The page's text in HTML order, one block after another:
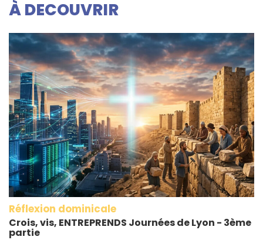
À DECOUVRIR
Réflexion dominicale
Crois, vis, ENTREPRENDS Journées de Lyon - 3ème
partie